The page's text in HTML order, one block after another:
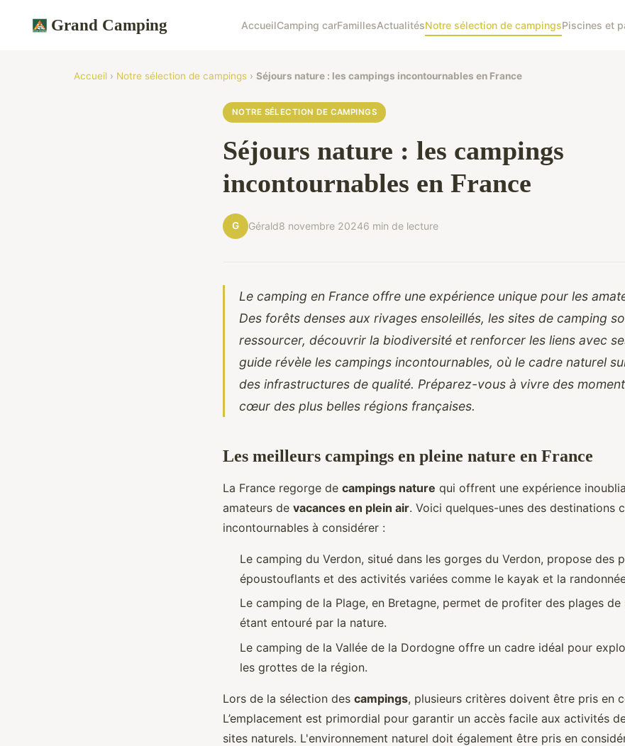
Grand Camping AccueilCamping carFamillesActualitésNotre sélection de campingsPiscines et
Accueil › Notre sélection de campings › Séjours nature : les campings incontournables en France
NOTRE SÉLECTION DE CAMPINGS
Séjours nature : les campings
incontournables en France
G Gérald8 novembre 20246 min de lecture
Le camping en France offre une expérience unique pour les
Des forêts denses aux rivages ensoleillés, les sites de camping
ressourcer, découvrir la biodiversité et renforcer les liens avec
guide révèle les campings incontournables, où le cadre naturel
des infrastructures de qualité. Préparez-vous à vivre des
cœur des plus belles régions françaises.
Les meilleurs campings en pleine nature en France
La France regorge de campings nature qui offrent une expérience
amateurs de vacances en plein air. Voici quelques-unes des destinations
incontournables à considérer :
Le camping du Verdon, situé dans les gorges du Verdon, propose des
époustouflants et des activités variées comme le kayak et la
Le camping de la Plage, en Bretagne, permet de profiter des plages
étant entouré par la nature.
Le camping de la Vallée de la Dordogne offre un cadre idéal pour
les grottes de la région.
Lors de la sélection des campings, plusieurs critères doivent être pris en
L’emplacement est primordial pour garantir un accès facile aux activités
sites naturels. L'environnement naturel doit également être pris en